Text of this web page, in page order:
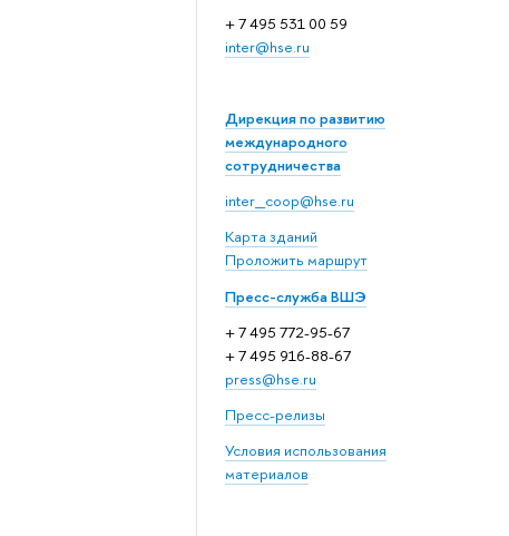
+ 7 495 531 00 59
inter@hse.ru
Дирекция по развитию
международного
сотрудничества
inter_coop@hse.ru
Карта зданий
Проложить маршрут
Пресс-служба ВШЭ
+ 7 495 772-95-67
+ 7 495 916-88-67
press@hse.ru
Пресс-релизы
Условия использования
материалов